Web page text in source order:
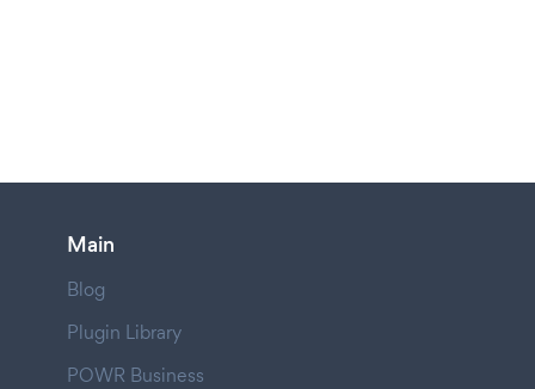
Main
Blog
Plugin Library
POWR Business